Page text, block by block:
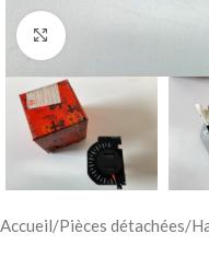
Cliquez pour
Accueil/Pièces détachées/